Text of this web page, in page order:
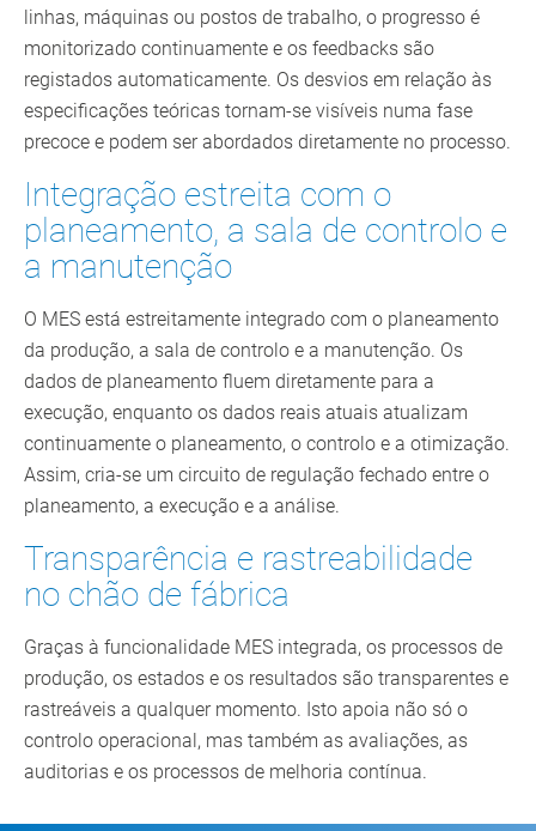
linhas, máquinas ou postos de trabalho, o progresso é
monitorizado continuamente e os feedbacks são
registados automaticamente. Os desvios em relação às
especificações teóricas tornam-se visíveis numa fase
precoce e podem ser abordados diretamente no processo.
Integração estreita com o
planeamento, a sala de controlo e
a manutenção
O MES está estreitamente integrado com o planeamento
da produção, a sala de controlo e a manutenção. Os
dados de planeamento fluem diretamente para a
execução, enquanto os dados reais atuais atualizam
continuamente o planeamento, o controlo e a otimização.
Assim, cria-se um circuito de regulação fechado entre o
planeamento, a execução e a análise.
Transparência e rastreabilidade
no chão de fábrica
Graças à funcionalidade MES integrada, os processos de
produção, os estados e os resultados são transparentes e
rastreáveis a qualquer momento. Isto apoia não só o
controlo operacional, mas também as avaliações, as
auditorias e os processos de melhoria contínua.